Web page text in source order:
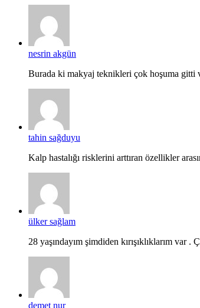
nesrin akgün
Burada ki makyaj teknikleri çok hoşuma gitti
tahin sağduyu
Kalp hastalığı risklerini arttıran özellikler
ülker sağlam
28 yaşındayım şimdiden kırışıklıklarım var
demet nur